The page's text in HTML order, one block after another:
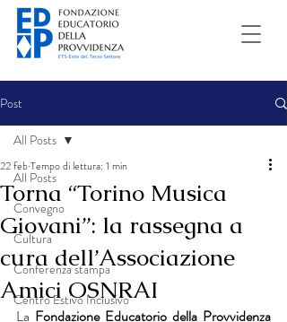
Post
All Posts
Convegno
Cultura
Conferenza stampa
Centro Estivo Inclusivo
All Posts
Torna “Torino Musica
Giovani”: la rassegna a
cura dell’Associazione
Amici OSNRAI
22 febTempo di lettura: 1 min
La Fondazione Educatorio della Provvidenza